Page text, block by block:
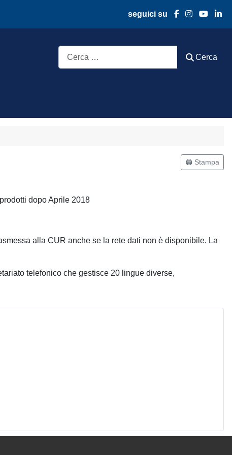
seguici su
Cerca
🖨️ Stampa
dopo Aprile 2018
alla CUR anche se la rete dati non è disponibile. La
telefonico che gestisce 20 lingue diverse,